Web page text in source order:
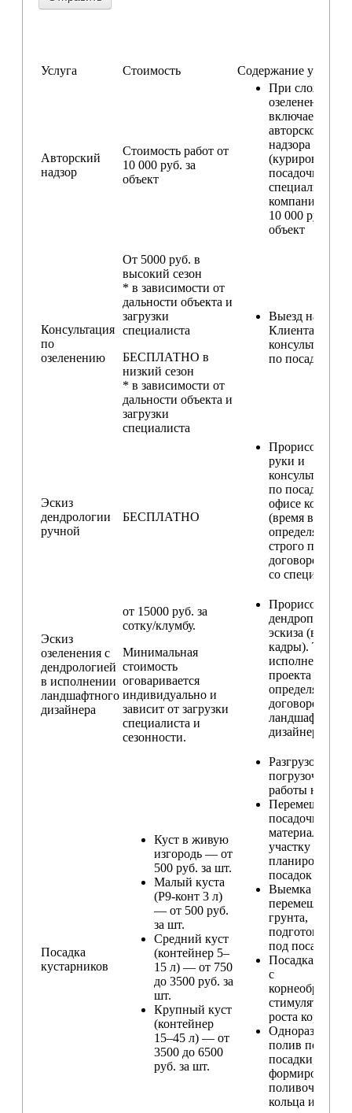
Услуга Стоимость Содержание услуги
Авторский
надзор
Стоимость работ от
10 000 руб. за
объект
При сложном
озеленении
включаем
авторского
надзора
(курирование
посадочных
специалистом
компании) —
10 000 руб. за
объект
Консультация
по
озеленению
От 5000 руб. в
высокий сезон
* в зависимости от
дальности объекта и
загрузки
специалиста
БЕСПЛАТНО в
низкий сезон
* в зависимости от
дальности объекта и
загрузки
специалиста
Выезд на
Клиента для
по посадкам
Эскиз
дендрологии
ручной
БЕСПЛАТНО
Прорисовка от
руки и
по посадкам в
офисе
(время встречи
определяется
строго по
со
Эскиз
озеленения с
дендрологией
в исполнении
ландшафтного
дизайнера
от 15000 руб. за
сотку/клумбу.
Минимальная
стоимость
оговаривается
индивидуально и
зависит от загрузки
специалиста и
сезонности.
Прорисовка
дендроплана и
эскиза
кадры).
исполнения
проекта
определяется
ландшафтным
дизайнером
Посадка
кустарников
Куст в живую
изгородь — от
500 руб. за шт.
Малый куста
(Р9-конт 3 л)
— от 500 руб.
за шт.
Средний куст
(контейнер 5–
15 л) — от 750
до 3500 руб. за
шт.
Крупный куст
(контейнер
15–45 л) — от
3500 до 6500
руб. за шт.
Разгрузо-
погрузочные
работы на
Перемещение
посадочного
материала по
участку и
планирование
посадок
Выемка и
перемещение
грунта,
подготовка
под посадку
Посадка
с
стимулятором
роста корней
Одноразовый
полив после
посадки,
формирование
поливочного
кольца и